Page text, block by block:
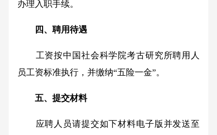
办理入职手续。
四、聘用待遇
工资按中国社会科学院考古研究所聘用人
员工资标准执行，并缴纳“五险一金”。
五、提交材料
应聘人员请提交如下材料电子版并发送至